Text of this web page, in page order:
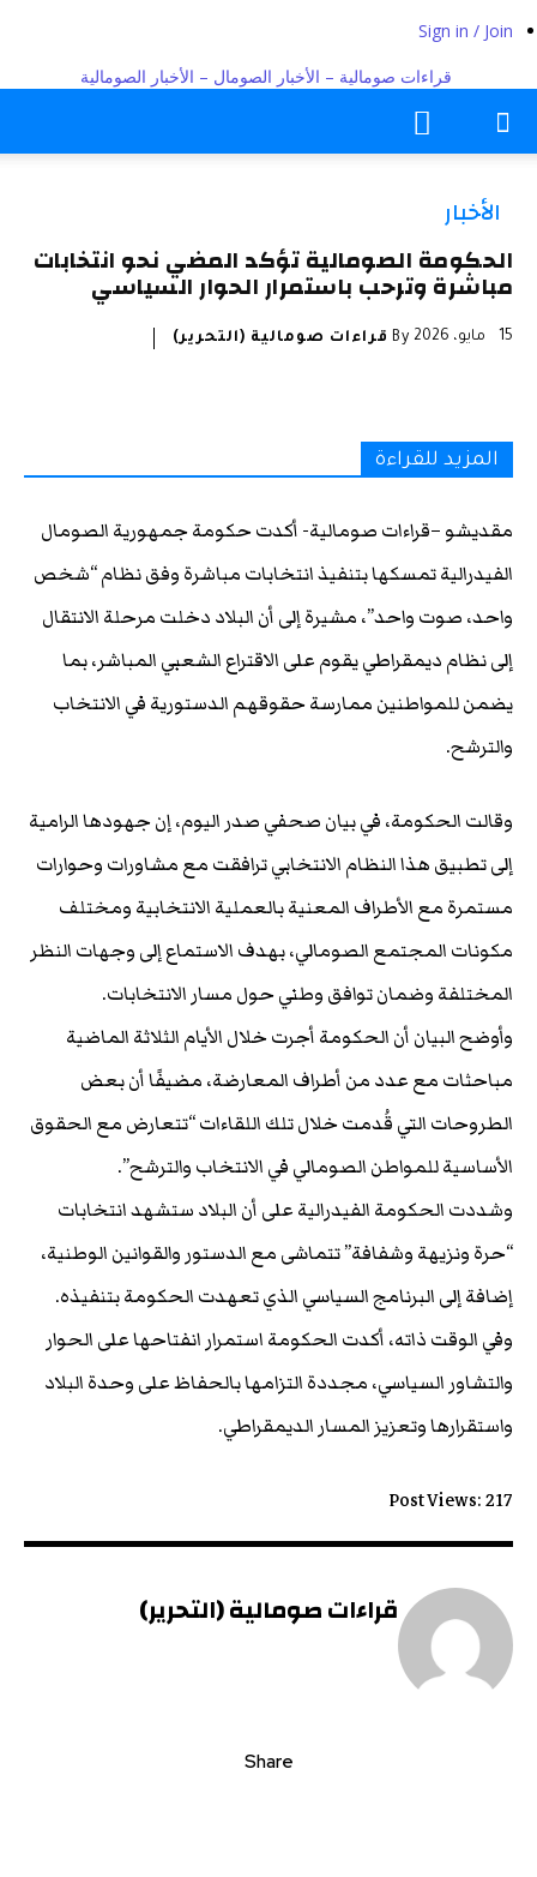
Sign in / Join
قراءات صومالية – الأخبار الصومال – الأخبار الصومالية
الأخبار
الحكومة الصومالية تؤكد المضي نحو انتخابات
مباشرة وترحب باستمرار الحوار السياسي
15 مايو، 2026 By قراءات صومالية (التحرير)
المزيد للقراءة
مقديشو –قراءات صومالية- أكدت حكومة جمهورية الصومال
الفيدرالية تمسكها بتنفيذ انتخابات مباشرة وفق نظام “شخص
واحد، صوت واحد”، مشيرة إلى أن البلاد دخلت مرحلة الانتقال
إلى نظام ديمقراطي يقوم على الاقتراع الشعبي المباشر، بما
يضمن للمواطنين ممارسة حقوقهم الدستورية في الانتخاب
والترشح.
وقالت الحكومة، في بيان صحفي صدر اليوم، إن جهودها الرامية
إلى تطبيق هذا النظام الانتخابي ترافقت مع مشاورات وحوارات
مستمرة مع الأطراف المعنية بالعملية الانتخابية ومختلف
مكونات المجتمع الصومالي، بهدف الاستماع إلى وجهات النظر
المختلفة وضمان توافق وطني حول مسار الانتخابات.
وأوضح البيان أن الحكومة أجرت خلال الأيام الثلاثة الماضية
مباحثات مع عدد من أطراف المعارضة، مضيفًا أن بعض
الطروحات التي قُدمت خلال تلك اللقاءات “تتعارض مع الحقوق
الأساسية للمواطن الصومالي في الانتخاب والترشح”.
وشددت الحكومة الفيدرالية على أن البلاد ستشهد انتخابات
“حرة ونزيهة وشفافة” تتماشى مع الدستور والقوانين الوطنية،
إضافة إلى البرنامج السياسي الذي تعهدت الحكومة بتنفيذه.
وفي الوقت ذاته، أكدت الحكومة استمرار انفتاحها على الحوار
والتشاور السياسي، مجددة التزامها بالحفاظ على وحدة البلاد
واستقرارها وتعزيز المسار الديمقراطي.
Post Views:217
قراءات صومالية (التحرير)
Share